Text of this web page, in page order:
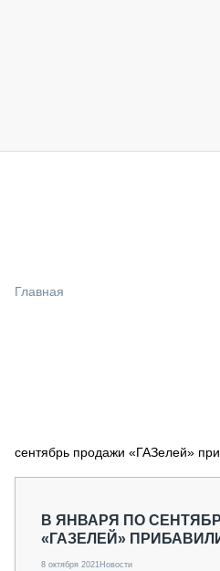
СПЕЦПРОЕКТЫ
О ПРОЕКТЕ
Главная
сентябрь продажи «ГАЗелей»
В ЯНВАРЯ ПО
«ГАЗЕЛЕЙ»
8 октября 2021Новости